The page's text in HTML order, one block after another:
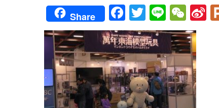
Share Facebook
Twitter
Line